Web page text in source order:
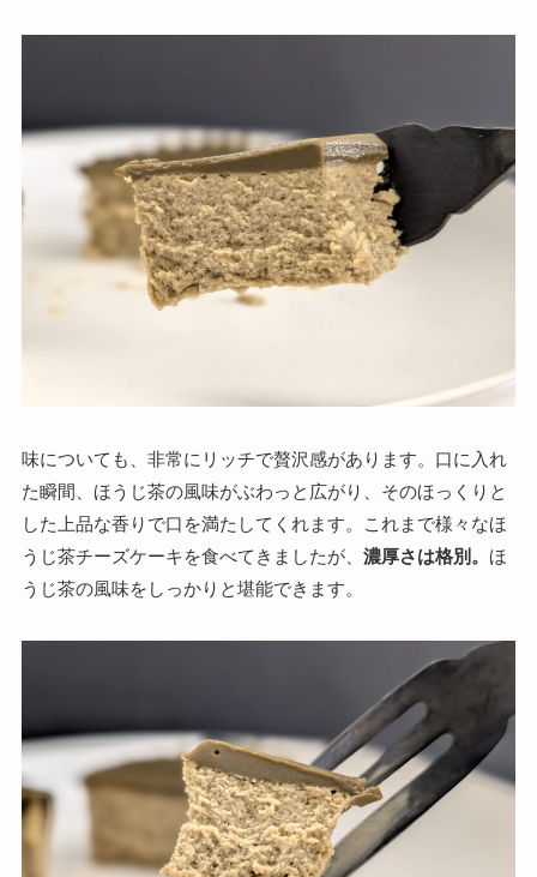
味についても、非常にリッチで贅沢感があります。口に入れ
た瞬間、ほうじ茶の風味がぶわっと広がり、そのほっくりと
した上品な香りで口を満たしてくれます。これまで様々なほ
うじ茶チーズケーキを食べてきましたが、 濃厚さは格別。 ほ
うじ茶の風味をしっかりと堪能できます。